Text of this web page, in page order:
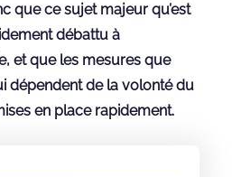
que ce sujet majeur qu’est
débattu à
et que les mesures que
dépendent de la volonté du
en place rapidement.